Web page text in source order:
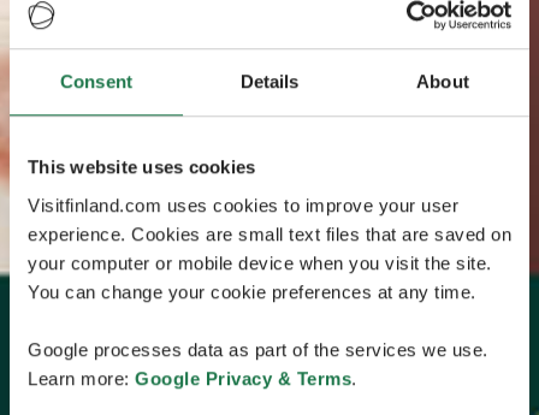
Consent Details About
This website uses cookies
Visitfinland.com uses cookies to improve your user
experience. Cookies are small text files that are saved on
your computer or mobile device when you visit the site.
You can change your cookie preferences at any time.
Google processes data as part of the services we use.
Learn more: Google Privacy & Terms.